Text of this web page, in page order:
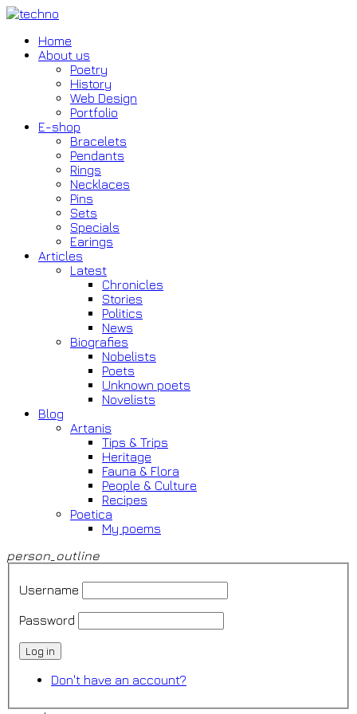
Home
About us
Poetry
History
Web Design
Portfolio
E-shop
Bracelets
Pendants
Rings
Necklaces
Pins
Sets
Specials
Earings
Articles
Latest
Chronicles
Stories
Politics
News
Biografies
Nobelists
Poets
Unknown poets
Novelists
Blog
Artanis
Tips & Trips
Heritage
Fauna & Flora
People & Culture
Recipes
Poetica
My poems
person_outline
Username
Password
Log in
Don't have an account?